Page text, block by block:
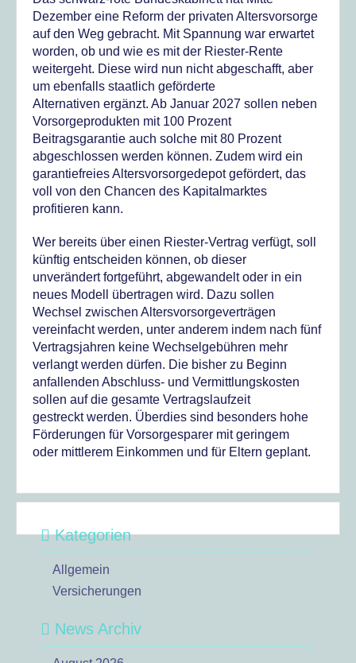
Dezember eine Reform der privaten Altersvorsorge
auf den Weg gebracht. Mit Spannung war erwartet
worden, ob und wie es mit der Riester-Rente
weitergeht. Diese wird nun nicht abgeschafft, aber
um ebenfalls staatlich geförderte
Alternativen ergänzt. Ab Januar 2027 sollen neben
Vorsorgeprodukten mit 100 Prozent
Beitragsgarantie auch solche mit 80 Prozent
abgeschlossen werden können. Zudem wird ein
garantiefreies Altersvorsorgedepot gefördert, das
voll von den Chancen des Kapitalmarktes
profitieren kann.
Wer bereits über einen Riester-Vertrag verfügt, soll
künftig entscheiden können, ob dieser
unverändert fortgeführt, abgewandelt oder in ein
neues Modell übertragen wird. Dazu sollen
Wechsel zwischen Altersvorsorgeverträgen
vereinfacht werden, unter anderem indem nach fünf
Vertragsjahren keine Wechselgebühren mehr
verlangt werden dürfen. Die bisher zu Beginn
anfallenden Abschluss- und Vermittlungskosten
sollen auf die gesamte Vertragslaufzeit
gestreckt werden. Überdies sind besonders hohe
Förderungen für Vorsorgesparer mit geringem
oder mittlerem Einkommen und für Eltern geplant.
Kategorien
Allgemein
Versicherungen
News Archiv